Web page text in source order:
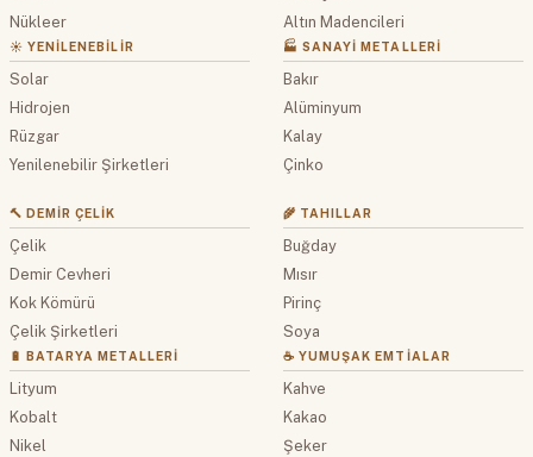
Nükleer
☀️ YENILENEBILIR
Solar
Hidrojen
Rüzgar
Yenilenebilir Şirketleri
Altın Madencileri
🏭 SANAYI METALLERI
Bakır
Alüminyum
Kalay
Çinko
🔨 DEMIR ÇELIK
Çelik
Demir Cevheri
Kok Kömürü
Çelik Şirketleri
🔋 BATARYA METALLERI
Lityum
Kobalt
Nikel
🌾 TAHILLAR
Buğday
Mısır
Pirinç
Soya
☕ YUMUŞAK EMTIALAR
Kahve
Kakao
Şeker